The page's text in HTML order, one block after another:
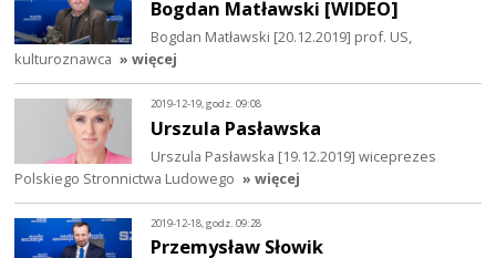
Bogdan Matławski [WIDEO]
Bogdan Matławski [20.12.2019] prof. US,
kulturoznawca » więcej
2019-12-19, godz. 09:08
Urszula Pasławska
Urszula Pasławska [19.12.2019] wiceprezes
Polskiego Stronnictwa Ludowego » więcej
2019-12-18, godz. 09:28
Przemysław Słowik